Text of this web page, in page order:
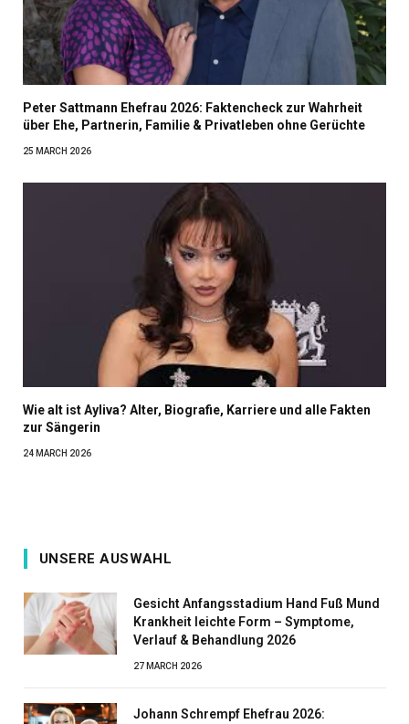
Peter Sattmann Ehefrau 2026: Faktencheck zur Wahrheit
über Ehe, Partnerin, Familie & Privatleben ohne Gerüchte
25 MARCH 2026
Wie alt ist Ayliva? Alter, Biografie, Karriere und alle Fakten
zur Sängerin
24 MARCH 2026
UNSERE AUSWAHL
Gesicht Anfangsstadium Hand Fuß Mund
Krankheit leichte Form – Symptome,
Verlauf & Behandlung 2026
27 MARCH 2026
Johann Schrempf Ehefrau 2026: